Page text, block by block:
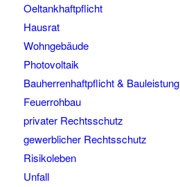
Oeltankhaftpflicht
Hausrat
Wohngebäude
Photovoltaik
Bauherrenhaftpflicht & Bauleistung
Feuerrohbau
privater Rechtsschutz
gewerblicher Rechtsschutz
Risikoleben
Unfall